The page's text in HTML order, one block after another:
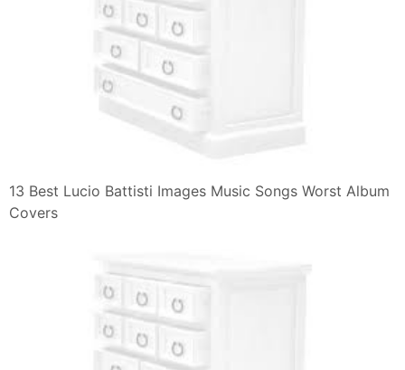
13 Best Lucio Battisti Images Music Songs Worst Album
Covers